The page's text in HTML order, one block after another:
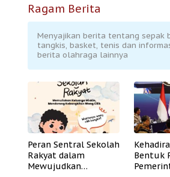
Ragam Berita
Menyajikan berita tentang sepak
tangkis, basket, tenis dan
berita olahraga lainnya
Peran Sentral Sekolah
Rakyat dalam
Mewujudkan
Bentuk